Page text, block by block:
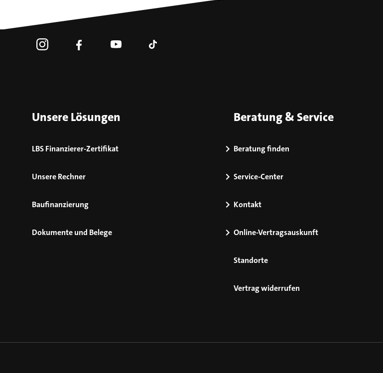
Unsere Lösungen
LBS Finanzierer-Zertifikat
Unsere Rechner
Baufinanzierung
Dokumente und Belege
Beratung & Service
Beratung finden
Service-Center
Kontakt
Online-Vertragsauskunft
Standorte
Vertrag widerrufen